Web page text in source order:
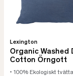
Lexington
Organic Washed
Cotton Örngott
• 100% Ekologiskt